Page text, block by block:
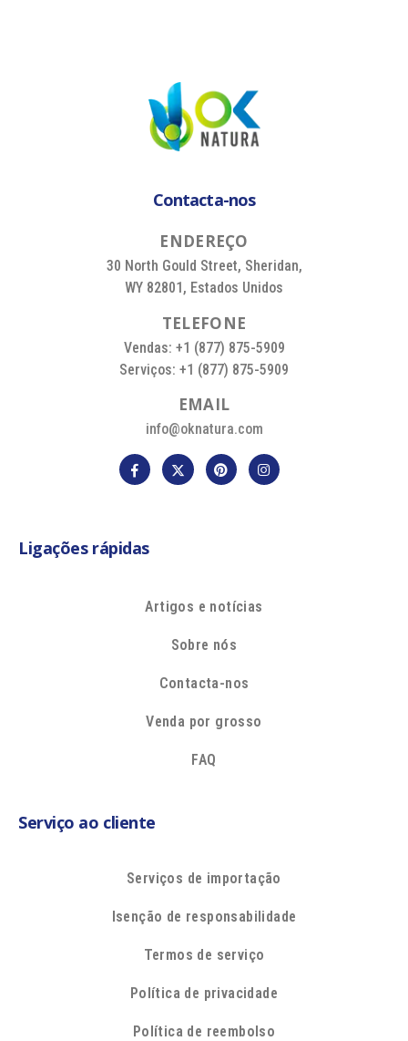
Contacta-nos
ENDEREÇO
30 North Gould Street, Sheridan,
WY 82801, Estados Unidos
TELEFONE
Vendas: +1 (877) 875-5909
Serviços: +1 (877) 875-5909
EMAIL
info@oknatura.com
Ligações rápidas
Artigos e notícias
Sobre nós
Contacta-nos
Venda por grosso
FAQ
Serviço ao cliente
Serviços de importação
Isenção de responsabilidade
Termos de serviço
Política de privacidade
Política de reembolso